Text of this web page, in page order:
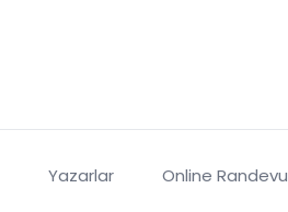
Yazarlar Online Randevu